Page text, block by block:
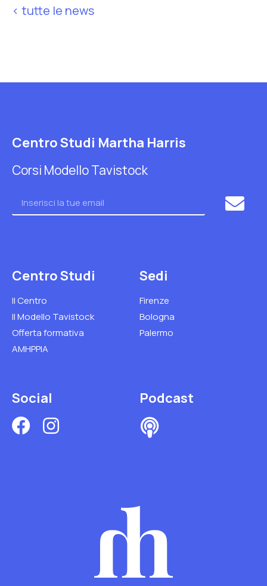
< tutte le news
Centro Studi Martha Harris
Corsi Modello Tavistock
Centro Studi
Il Centro
Il Modello Tavistock
Offerta formativa
AMHPPIA
Sedi
Firenze
Bologna
Palermo
Social Podcast